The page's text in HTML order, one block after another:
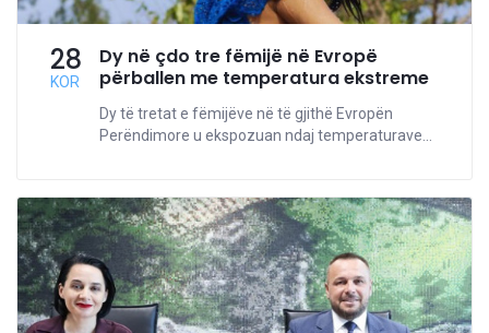
28
KOR
Dy në çdo tre fëmijë në Evropë
përballen me temperatura ekstreme
Dy të tretat e fëmijëve në të gjithë Evropën
Perëndimore u ekspozuan ndaj temperaturave...